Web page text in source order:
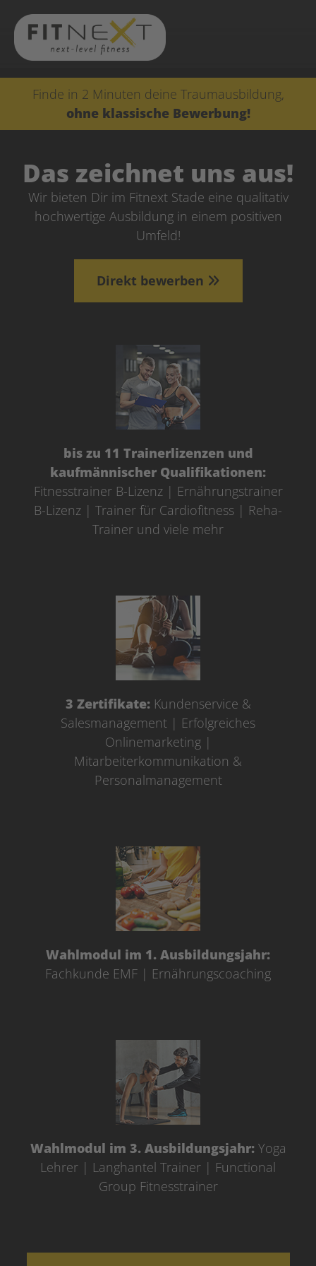
Finde in 2 Minuten deine Traumausbildung,
ohne klassische Bewerbung!
Das zeichnet uns aus!
Wir bieten Dir im Fitnext Stade eine qualitativ
hochwertige Ausbildung in einem positiven
Umfeld!
Direkt bewerben
bis zu 11 Trainerlizenzen und
kaufmännischer Qualifikationen:
Fitnesstrainer B-Lizenz | Ernährungstrainer
B-Lizenz | Trainer für Cardiofitness | Reha-
Trainer und viele mehr
3 Zertifikate:Kundenservice &
Salesmanagement | Erfolgreiches
Onlinemarketing |
Mitarbeiterkommunikation &
Personalmanagement
Wahlmodul im 1. Ausbildungsjahr:
Fachkunde EMF | Ernährungscoaching
Wahlmodul im 3. Ausbildungsjahr:Yoga
Lehrer | Langhantel Trainer | Functional
Group Fitnesstrainer